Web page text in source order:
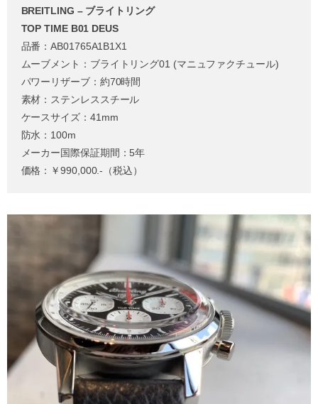
BREITLING – ブライトリング
TOP TIME B01 DEUS
品番：AB01765A1B1X1
ムーブメント：ブライトリング01 (マニュファクチュール)
パワーリザーブ：約70時間
素材：ステンレススチール
ケースサイズ：41mm
防水：100m
メーカー国際保証期間：5年
価格：￥990,000.-（税込）